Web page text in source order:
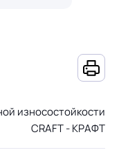
износостойкости
CRAFT - КРАФТ